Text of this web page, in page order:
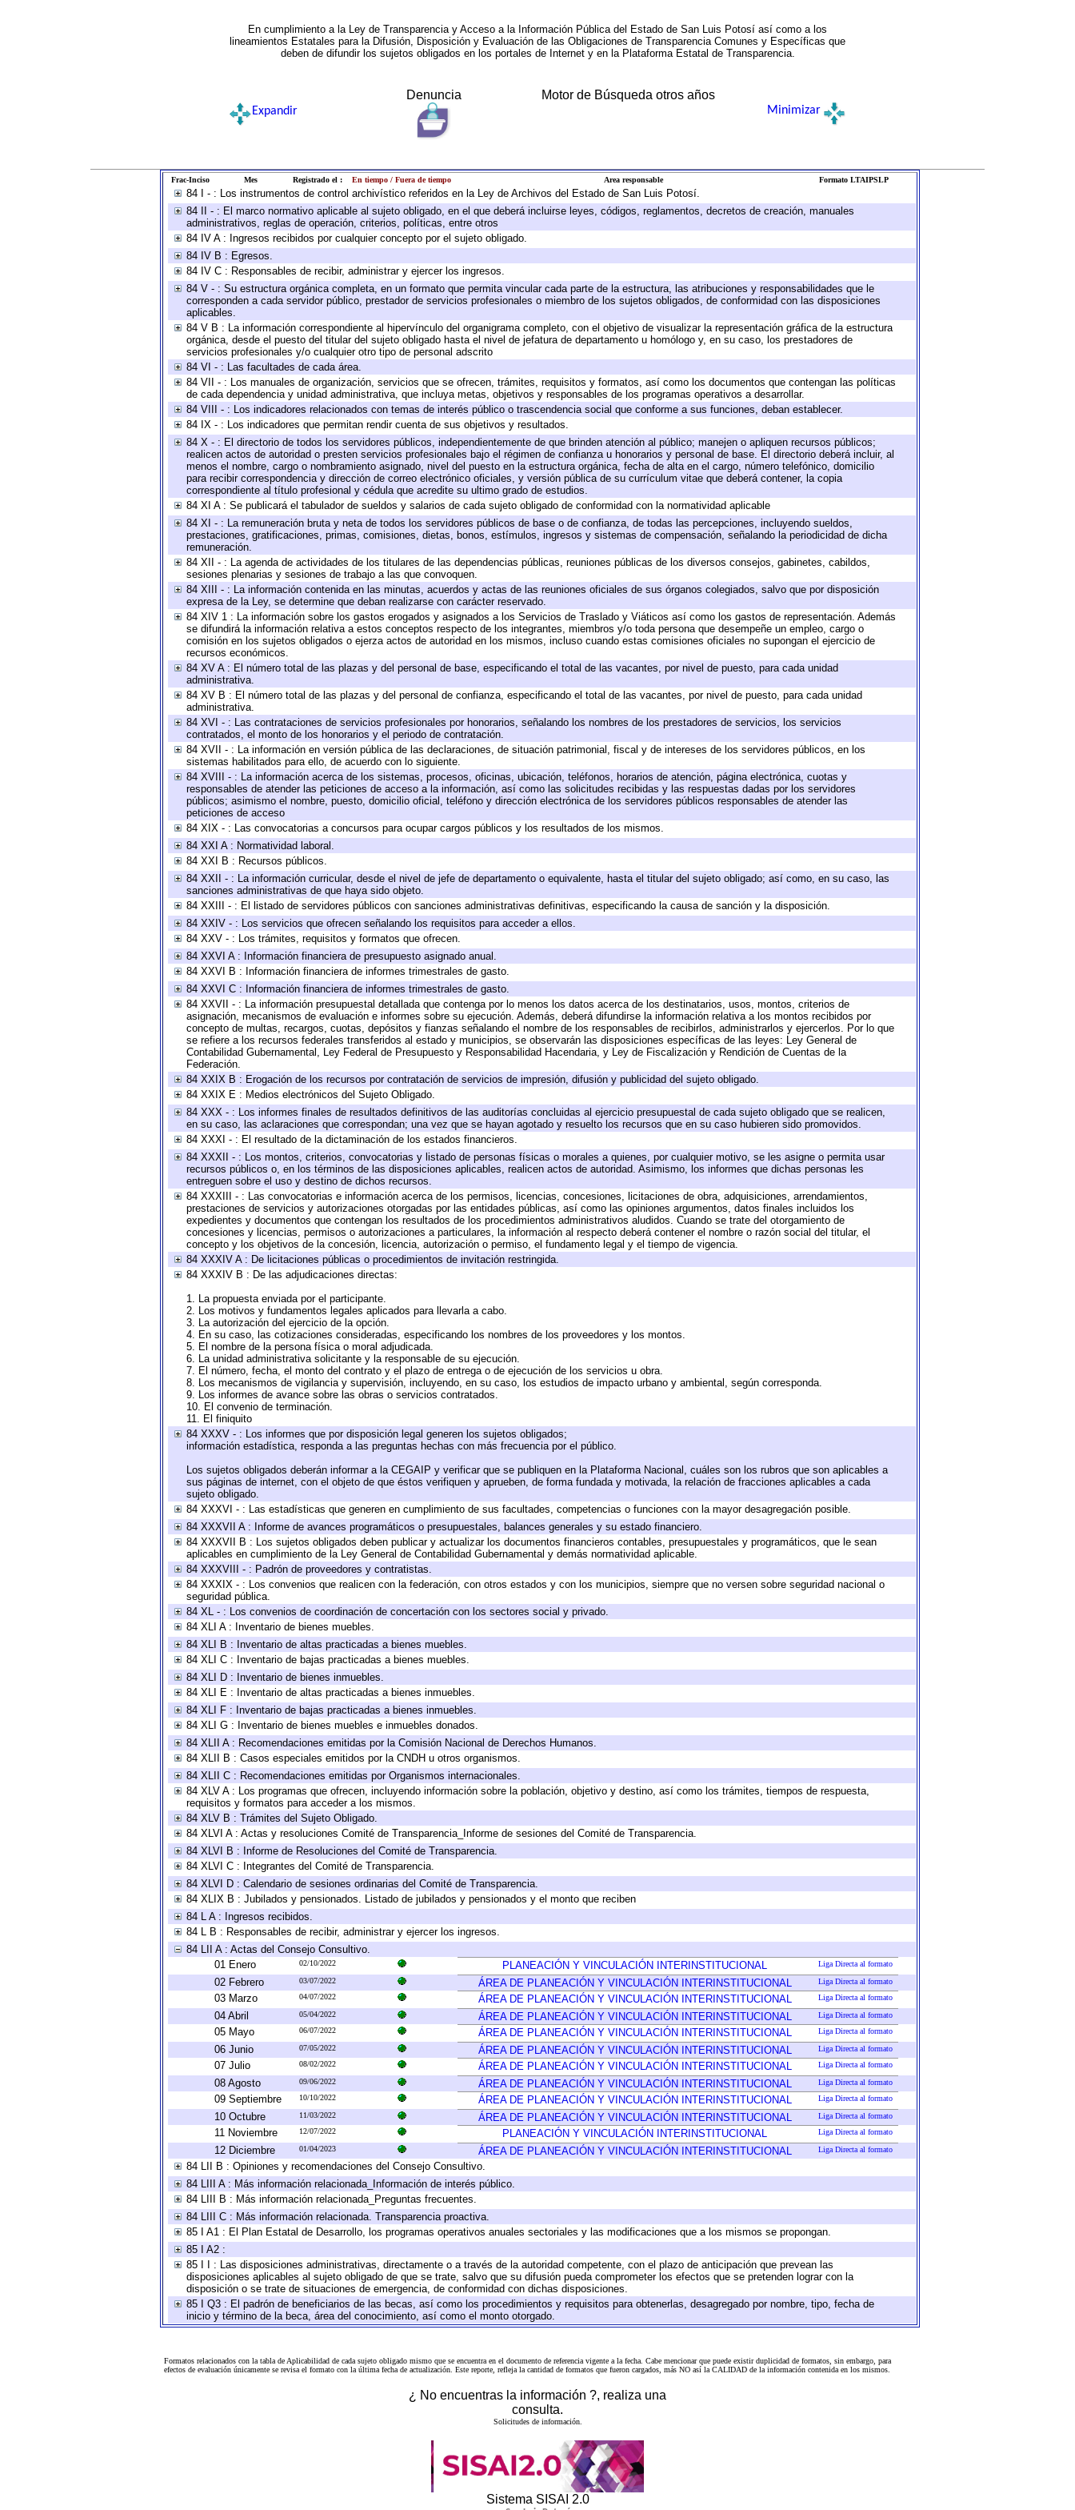
En cumplimiento a la Ley de Transparencia y Acceso a la Información Pública del Estado de San Luis Potosí así como a los
lineamientos Estatales para la Difusión, Disposición y Evaluación de las Obligaciones de Transparencia Comunes y Específicas que
deben de difundir los sujetos obligados en los portales de Internet y en la Plataforma Estatal de Transparencia.
Denuncia Motor de Búsqueda otros años
Expandir Minimizar
Frac-Inciso Mes Registrado el : En tiempo / Fuera de tiempo Area responsable Formato LTAIPSLP
84 I - : Los instrumentos de control archivístico referidos en la Ley de Archivos del Estado de San Luis Potosí.
84 II - : El marco normativo aplicable al sujeto obligado, en el que deberá incluirse leyes, códigos, reglamentos, decretos de creación, manuales
administrativos, reglas de operación, criterios, políticas, entre otros
84 IV A : Ingresos recibidos por cualquier concepto por el sujeto obligado.
84 IV B : Egresos.
84 IV C : Responsables de recibir, administrar y ejercer los ingresos.
84 V - : Su estructura orgánica completa, en un formato que permita vincular cada parte de la estructura, las atribuciones y responsabilidades que le
corresponden a cada servidor público, prestador de servicios profesionales o miembro de los sujetos obligados, de conformidad con las disposiciones
aplicables.
84 V B : La información correspondiente al hipervínculo del organigrama completo, con el objetivo de visualizar la representación gráfica de la estructura
orgánica, desde el puesto del titular del sujeto obligado hasta el nivel de jefatura de departamento u homólogo y, en su caso, los prestadores de
servicios profesionales y/o cualquier otro tipo de personal adscrito
84 VI - : Las facultades de cada área.
84 VII - : Los manuales de organización, servicios que se ofrecen, trámites, requisitos y formatos, así como los documentos que contengan las políticas
de cada dependencia y unidad administrativa, que incluya metas, objetivos y responsables de los programas operativos a desarrollar.
84 VIII - : Los indicadores relacionados con temas de interés público o trascendencia social que conforme a sus funciones, deban establecer.
84 IX - : Los indicadores que permitan rendir cuenta de sus objetivos y resultados.
84 X - : El directorio de todos los servidores públicos, independientemente de que brinden atención al público; manejen o apliquen recursos públicos;
realicen actos de autoridad o presten servicios profesionales bajo el régimen de confianza u honorarios y personal de base. El directorio deberá incluir, al
menos el nombre, cargo o nombramiento asignado, nivel del puesto en la estructura orgánica, fecha de alta en el cargo, número telefónico, domicilio
para recibir correspondencia y dirección de correo electrónico oficiales, y versión pública de su currículum vitae que deberá contener, la copia
correspondiente al título profesional y cédula que acredite su ultimo grado de estudios.
84 XI A : Se publicará el tabulador de sueldos y salarios de cada sujeto obligado de conformidad con la normatividad aplicable
84 XI - : La remuneración bruta y neta de todos los servidores públicos de base o de confianza, de todas las percepciones, incluyendo sueldos,
prestaciones, gratificaciones, primas, comisiones, dietas, bonos, estímulos, ingresos y sistemas de compensación, señalando la periodicidad de dicha
remuneración.
84 XII - : La agenda de actividades de los titulares de las dependencias públicas, reuniones públicas de los diversos consejos, gabinetes, cabildos,
sesiones plenarias y sesiones de trabajo a las que convoquen.
84 XIII - : La información contenida en las minutas, acuerdos y actas de las reuniones oficiales de sus órganos colegiados, salvo que por disposición
expresa de la Ley, se determine que deban realizarse con carácter reservado.
84 XIV 1 : La información sobre los gastos erogados y asignados a los Servicios de Traslado y Viáticos así como los gastos de representación. Además
se difundirá la información relativa a estos conceptos respecto de los integrantes, miembros y/o toda persona que desempeñe un empleo, cargo o
comisión en los sujetos obligados o ejerza actos de autoridad en los mismos, incluso cuando estas comisiones oficiales no supongan el ejercicio de
recursos económicos.
84 XV A : El número total de las plazas y del personal de base, especificando el total de las vacantes, por nivel de puesto, para cada unidad
administrativa.
84 XV B : El número total de las plazas y del personal de confianza, especificando el total de las vacantes, por nivel de puesto, para cada unidad
administrativa.
84 XVI - : Las contrataciones de servicios profesionales por honorarios, señalando los nombres de los prestadores de servicios, los servicios
contratados, el monto de los honorarios y el periodo de contratación.
84 XVII - : La información en versión pública de las declaraciones, de situación patrimonial, fiscal y de intereses de los servidores públicos, en los
sistemas habilitados para ello, de acuerdo con lo siguiente.
84 XVIII - : La información acerca de los sistemas, procesos, oficinas, ubicación, teléfonos, horarios de atención, página electrónica, cuotas y
responsables de atender las peticiones de acceso a la información, así como las solicitudes recibidas y las respuestas dadas por los servidores
públicos; asimismo el nombre, puesto, domicilio oficial, teléfono y dirección electrónica de los servidores públicos responsables de atender las
peticiones de acceso
84 XIX - : Las convocatorias a concursos para ocupar cargos públicos y los resultados de los mismos.
84 XXI A : Normatividad laboral.
84 XXI B : Recursos públicos.
84 XXII - : La información curricular, desde el nivel de jefe de departamento o equivalente, hasta el titular del sujeto obligado; así como, en su caso, las
sanciones administrativas de que haya sido objeto.
84 XXIII - : El listado de servidores públicos con sanciones administrativas definitivas, especificando la causa de sanción y la disposición.
84 XXIV - : Los servicios que ofrecen señalando los requisitos para acceder a ellos.
84 XXV - : Los trámites, requisitos y formatos que ofrecen.
84 XXVI A : Información financiera de presupuesto asignado anual.
84 XXVI B : Información financiera de informes trimestrales de gasto.
84 XXVI C : Información financiera de informes trimestrales de gasto.
84 XXVII - : La información presupuestal detallada que contenga por lo menos los datos acerca de los destinatarios, usos, montos, criterios de
asignación, mecanismos de evaluación e informes sobre su ejecución. Además, deberá difundirse la información relativa a los montos recibidos por
concepto de multas, recargos, cuotas, depósitos y fianzas señalando el nombre de los responsables de recibirlos, administrarlos y ejercerlos. Por lo que
se refiere a los recursos federales transferidos al estado y municipios, se observarán las disposiciones específicas de las leyes: Ley General de
Contabilidad Gubernamental, Ley Federal de Presupuesto y Responsabilidad Hacendaria, y Ley de Fiscalización y Rendición de Cuentas de la
Federación.
84 XXIX B : Erogación de los recursos por contratación de servicios de impresión, difusión y publicidad del sujeto obligado.
84 XXIX E : Medios electrónicos del Sujeto Obligado.
84 XXX - : Los informes finales de resultados definitivos de las auditorías concluidas al ejercicio presupuestal de cada sujeto obligado que se realicen,
en su caso, las aclaraciones que correspondan; una vez que se hayan agotado y resuelto los recursos que en su caso hubieren sido promovidos.
84 XXXI - : El resultado de la dictaminación de los estados financieros.
84 XXXII - : Los montos, criterios, convocatorias y listado de personas físicas o morales a quienes, por cualquier motivo, se les asigne o permita usar
recursos públicos o, en los términos de las disposiciones aplicables, realicen actos de autoridad. Asimismo, los informes que dichas personas les
entreguen sobre el uso y destino de dichos recursos.
84 XXXIII - : Las convocatorias e información acerca de los permisos, licencias, concesiones, licitaciones de obra, adquisiciones, arrendamientos,
prestaciones de servicios y autorizaciones otorgadas por las entidades públicas, así como las opiniones argumentos, datos finales incluidos los
expedientes y documentos que contengan los resultados de los procedimientos administrativos aludidos. Cuando se trate del otorgamiento de
concesiones y licencias, permisos o autorizaciones a particulares, la información al respecto deberá contener el nombre o razón social del titular, el
concepto y los objetivos de la concesión, licencia, autorización o permiso, el fundamento legal y el tiempo de vigencia.
84 XXXIV A : De licitaciones públicas o procedimientos de invitación restringida.
84 XXXIV B : De las adjudicaciones directas:
1. La propuesta enviada por el participante.
2. Los motivos y fundamentos legales aplicados para llevarla a cabo.
3. La autorización del ejercicio de la opción.
4. En su caso, las cotizaciones consideradas, especificando los nombres de los proveedores y los montos.
5. El nombre de la persona física o moral adjudicada.
6. La unidad administrativa solicitante y la responsable de su ejecución.
7. El número, fecha, el monto del contrato y el plazo de entrega o de ejecución de los servicios u obra.
8. Los mecanismos de vigilancia y supervisión, incluyendo, en su caso, los estudios de impacto urbano y ambiental, según corresponda.
9. Los informes de avance sobre las obras o servicios contratados.
10. El convenio de terminación.
11. El finiquito
84 XXXV - : Los informes que por disposición legal generen los sujetos obligados;
información estadística, responda a las preguntas hechas con más frecuencia por el público.
Los sujetos obligados deberán informar a la CEGAIP y verificar que se publiquen en la Plataforma Nacional, cuáles son los rubros que son aplicables a
sus páginas de internet, con el objeto de que éstos verifiquen y aprueben, de forma fundada y motivada, la relación de fracciones aplicables a cada
sujeto obligado.
84 XXXVI - : Las estadísticas que generen en cumplimiento de sus facultades, competencias o funciones con la mayor desagregación posible.
84 XXXVII A : Informe de avances programáticos o presupuestales, balances generales y su estado financiero.
84 XXXVII B : Los sujetos obligados deben publicar y actualizar los documentos financieros contables, presupuestales y programáticos, que le sean
aplicables en cumplimiento de la Ley General de Contabilidad Gubernamental y demás normatividad aplicable.
84 XXXVIII - : Padrón de proveedores y contratistas.
84 XXXIX - : Los convenios que realicen con la federación, con otros estados y con los municipios, siempre que no versen sobre seguridad nacional o
seguridad pública.
84 XL - : Los convenios de coordinación de concertación con los sectores social y privado.
84 XLI A : Inventario de bienes muebles.
84 XLI B : Inventario de altas practicadas a bienes muebles.
84 XLI C : Inventario de bajas practicadas a bienes muebles.
84 XLI D : Inventario de bienes inmuebles.
84 XLI E : Inventario de altas practicadas a bienes inmuebles.
84 XLI F : Inventario de bajas practicadas a bienes inmuebles.
84 XLI G : Inventario de bienes muebles e inmuebles donados.
84 XLII A : Recomendaciones emitidas por la Comisión Nacional de Derechos Humanos.
84 XLII B : Casos especiales emitidos por la CNDH u otros organismos.
84 XLII C : Recomendaciones emitidas por Organismos internacionales.
84 XLV A : Los programas que ofrecen, incluyendo información sobre la población, objetivo y destino, así como los trámites, tiempos de respuesta,
requisitos y formatos para acceder a los mismos.
84 XLV B : Trámites del Sujeto Obligado.
84 XLVI A : Actas y resoluciones Comité de Transparencia_Informe de sesiones del Comité de Transparencia.
84 XLVI B : Informe de Resoluciones del Comité de Transparencia.
84 XLVI C : Integrantes del Comité de Transparencia.
84 XLVI D : Calendario de sesiones ordinarias del Comité de Transparencia.
84 XLIX B : Jubilados y pensionados. Listado de jubilados y pensionados y el monto que reciben
84 L A : Ingresos recibidos.
84 L B : Responsables de recibir, administrar y ejercer los ingresos.
84 LII A : Actas del Consejo Consultivo.
01 Enero
02/10/2022 PLANEACIÓN Y VINCULACIÓN INTERINSTITUCIONAL Liga Directa al formato
02 Febrero 03/07/2022 ÁREA DE PLANEACIÓN Y VINCULACIÓN INTERINSTITUCIONAL Liga Directa al formato
03 Marzo 04/07/2022 ÁREA DE PLANEACIÓN Y VINCULACIÓN INTERINSTITUCIONAL Liga Directa al formato
04 Abril 05/04/2022 ÁREA DE PLANEACIÓN Y VINCULACIÓN INTERINSTITUCIONAL Liga Directa al formato
05 Mayo 06/07/2022 ÁREA DE PLANEACIÓN Y VINCULACIÓN INTERINSTITUCIONAL Liga Directa al formato
06 Junio 07/05/2022 ÁREA DE PLANEACIÓN Y VINCULACIÓN INTERINSTITUCIONAL Liga Directa al formato
07 Julio 08/02/2022 ÁREA DE PLANEACIÓN Y VINCULACIÓN INTERINSTITUCIONAL Liga Directa al formato
08 Agosto 09/06/2022 ÁREA DE PLANEACIÓN Y VINCULACIÓN INTERINSTITUCIONAL Liga Directa al formato
09 Septiembre 10/10/2022 ÁREA DE PLANEACIÓN Y VINCULACIÓN INTERINSTITUCIONAL Liga Directa al formato
10 Octubre 11/03/2022 ÁREA DE PLANEACIÓN Y VINCULACIÓN INTERINSTITUCIONAL Liga Directa al formato
11 Noviembre 12/07/2022 PLANEACIÓN Y VINCULACIÓN INTERINSTITUCIONAL Liga Directa al formato
12 Diciembre 01/04/2023 ÁREA DE PLANEACIÓN Y VINCULACIÓN INTERINSTITUCIONAL Liga Directa al formato
84 LII B : Opiniones y recomendaciones del Consejo Consultivo.
84 LIII A : Más información relacionada_Información de interés público.
84 LIII B : Más información relacionada_Preguntas frecuentes.
84 LIII C : Más información relacionada. Transparencia proactiva.
85 I A1 : El Plan Estatal de Desarrollo, los programas operativos anuales sectoriales y las modificaciones que a los mismos se propongan.
85 I A2 :
85 I I : Las disposiciones administrativas, directamente o a través de la autoridad competente, con el plazo de anticipación que prevean las
disposiciones aplicables al sujeto obligado de que se trate, salvo que su difusión pueda comprometer los efectos que se pretenden lograr con la
disposición o se trate de situaciones de emergencia, de conformidad con dichas disposiciones.
85 I Q3 : El padrón de beneficiarios de las becas, así como los procedimientos y requisitos para obtenerlas, desagregado por nombre, tipo, fecha de
inicio y término de la beca, área del conocimiento, así como el monto otorgado.
Formatos relacionados con la tabla de Aplicabilidad de cada sujeto obligado mismo que se encuentra en el documento de referenciavigente a la fecha. Cabe mencionar que puede existir duplicidad de formatos, sin embargo, para
efectos de evaluación únicamente se revisa el formato con la última fecha de actualización. Este reporte, refleja la cantidad de formatos que fueron cargados, más NO así la CALIDAD de la información contenida en los mismos.
¿ No encuentras la información ?, realiza una
consulta.
Solicitudes de información.
Sistema SISAI 2.0